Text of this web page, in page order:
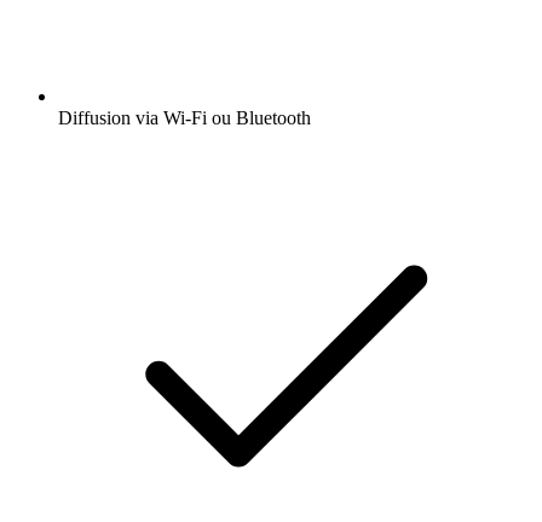
Diffusion via Wi-Fi ou Bluetooth